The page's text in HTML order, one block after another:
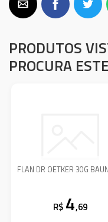
PRODUTOS
PROCURA
FLAN DR OETKER 30G
R$ 4,69